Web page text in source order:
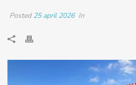
Posted25 april 2026 In